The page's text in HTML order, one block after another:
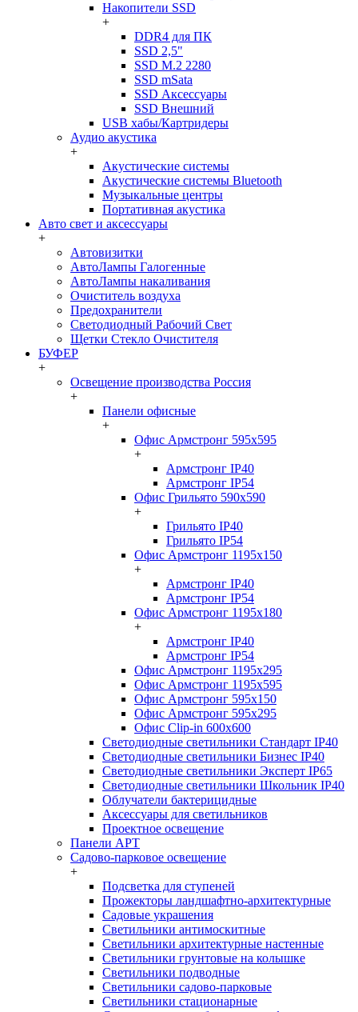
Накопители SSD
+
DDR4 для ПК
SSD 2,5"
SSD M.2 2280
SSD mSata
SSD Аксессуары
SSD Внешний
USB хабы/Картридеры
Аудио акустика
+
Акустические системы
Акустические системы Bluetooth
Музыкальные центры
Портативная акустика
Авто свет и аксессуары
+
Автовизитки
АвтоЛампы Галогенные
АвтоЛампы накаливания
Очиститель воздуха
Предохранители
Светодиодный Рабочий Свет
Щетки Стекло Очистителя
БУФЕР
+
Освещение производства Россия
+
Панели офисные
+
Офис Армстронг 595x595
+
Армстронг IP40
Армстронг IP54
Офис Грильято 590x590
+
Грильято IP40
Грильято IP54
Офис Армстронг 1195x150
+
Армстронг IP40
Армстронг IP54
Офис Армстронг 1195x180
+
Армстронг IP40
Армстронг IP54
Офис Армстронг 1195x295
Офис Армстронг 1195x595
Офис Армстронг 595x150
Офис Армстронг 595x295
Офис Clip-in 600x600
Светодиодные светильники Стандарт IP40
Светодиодные светильники Бизнес IP40
Светодиодные светильники Эксперт IP65
Светодиодные светильники Школьник IP40
Облучатели бактерицидные
Аксессуары для светильников
Проектное освещение
Панели АРТ
Садово-парковое освещение
+
Подсветка для ступеней
Прожекторы ландшафтно-архитектурные
Садовые украшения
Светильники антимоскитные
Светильники архитектурные настенные
Светильники грунтовые на колышке
Светильники подводные
Светильники садово-парковые
Светильники стационарные